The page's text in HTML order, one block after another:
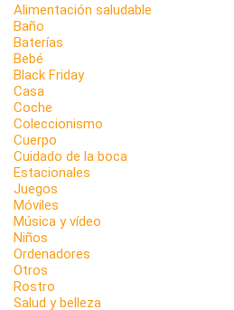
Alimentación saludable
Baño
Baterías
Bebé
Black Friday
Casa
Coche
Coleccionismo
Cuerpo
Cuidado de la boca
Estacionales
Juegos
Móviles
Música y vídeo
Niños
Ordenadores
Otros
Rostro
Salud y belleza